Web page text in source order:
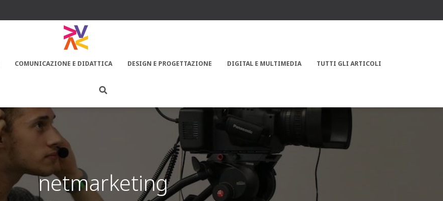
COMUNICAZIONE E DIDATTICA DESIGN E PROGETTAZIONE DIGITAL E MULTIMEDIA TUTTI GLI ARTICOLI
netmarketing